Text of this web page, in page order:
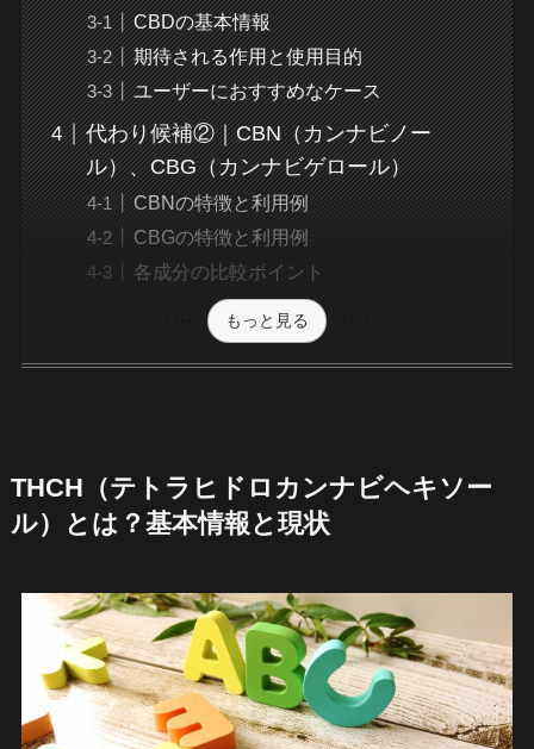
CBDの基本情報
期待される作用と使用目的
ユーザーにおすすめなケース
代わり候補②｜CBN（カンナビノー
ル）、CBG（カンナビゲロール）
CBNの特徴と利用例
CBGの特徴と利用例
各成分の比較ポイント
もっと見る
THCH（テトラヒドロカンナビヘキソー
ル）とは？基本情報と現状